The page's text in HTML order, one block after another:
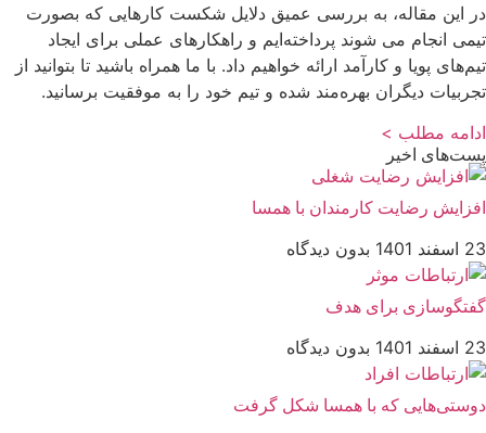
در این مقاله، به بررسی عمیق دلایل شکست کارهایی که بصورت
تیمی انجام می شوند پرداخته‌ایم و راهکارهای عملی برای ایجاد
تیم‌های پویا و کارآمد ارائه خواهیم داد. با ما همراه باشید تا بتوانید از
تجربیات دیگران بهره‌مند شده و تیم خود را به موفقیت برسانید.
ادامه مطلب >
پست‌های اخیر
افزایش رضایت کارمندان با همسا
23 اسفند 1401
بدون دیدگاه
گفتگوسازی برای هدف
23 اسفند 1401
بدون دیدگاه
دوستی‌هایی که با همسا شکل گرفت